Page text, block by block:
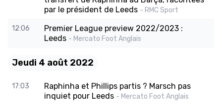
par le président de Leeds - RMC Sport
12:06
Premier League preview 2022/2023 :
Leeds - Mercato Foot Anglais
Jeudi 4 août 2022
17:03
Raphinha et Phillips partis ? Marsch pas
inquiet pour Leeds - Mercato Foot Anglais